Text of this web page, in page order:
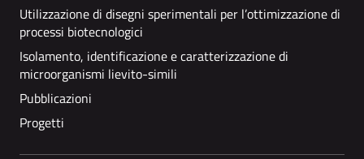
Utilizzazione di disegni sperimentali per l’ottimizzazione di
processi biotecnologici
Isolamento, identificazione e caratterizzazione di
microorganismi lievito-simili
Pubblicazioni
Progetti